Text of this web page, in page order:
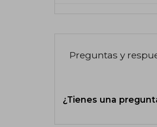
Preguntas y
¿Tienes una